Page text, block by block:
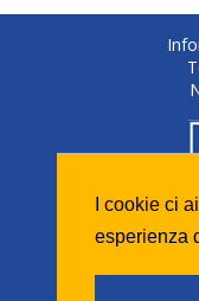
I cookie ci
esperienza